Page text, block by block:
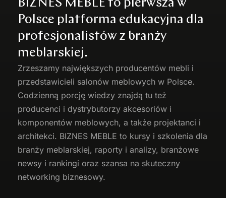
BIZNES MEBLE to pierwsza w
Polsce platforma edukacyjna dla
profesjonalistów z branży
meblarskiej.
Zrzeszamy największych producentów mebli i
przedstawicieli salonów meblowych w Polsce.
Codzienną porcję wiedzy znajdą tu też
producenci i dystrybutorzy akcesoriów i
komponentów meblowych, a także projektanci i
architekci. BIZNES MEBLE to kursy i szkolenia dla
branży meblarskiej, raporty i analizy, branżowe
newsy i rankingi oraz szansa na skuteczny
networking biznesowy.